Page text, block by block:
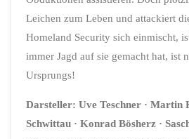
Leichen zum Leben und attackiert
Homeland Security sich einmischt,
immer Jagd auf sie gemacht hat, ist
Ursprungs!
Darsteller: Uve Teschner · Martin
Schwittau · Konrad Bösherz ·